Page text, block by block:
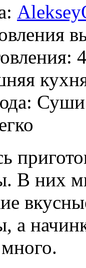
Суши
В них
а